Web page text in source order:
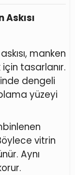
manken
tasarlanır.
dengeli
yüzeyi
vitrin
Aynı